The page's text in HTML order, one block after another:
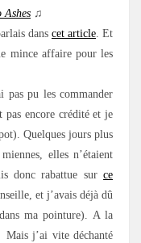
Ashes ♫
dans cet article. Et
mince affaire pour les
pas pu les commander
pas encore crédité et je
Quelques jours plus
elles n’étaient
donc rabattue surce
et j’avais déjà dû
ma pointure). A la
j’ai vite déchanté